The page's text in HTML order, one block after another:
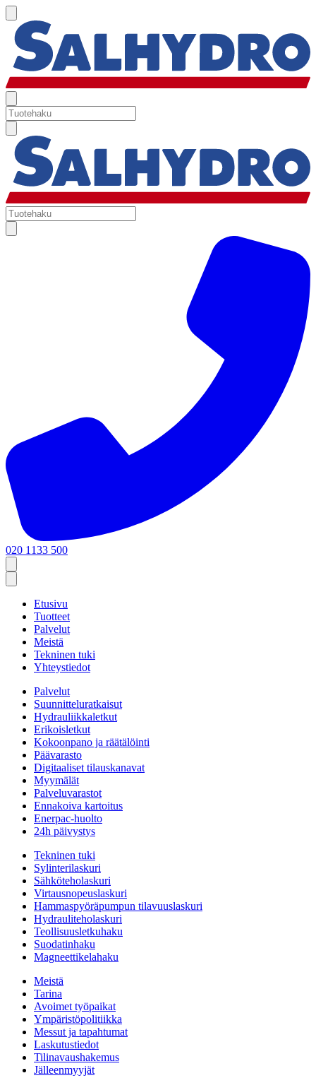
020 1133 500
Etusivu
Tuotteet
Palvelut
Meistä
Tekninen tuki
Yhteystiedot
Palvelut
Suunnitteluratkaisut
Hydrauliikkaletkut
Erikoisletkut
Kokoonpano ja räätälöinti
Päävarasto
Digitaaliset tilauskanavat
Myymälät
Palveluvarastot
Ennakoiva kartoitus
Enerpac-huolto
24h päivystys
Tekninen tuki
Sylinterilaskuri
Sähköteholaskuri
Virtausnopeuslaskuri
Hammaspyöräpumpun tilavuuslaskuri
Hydrauliteholaskuri
Teollisuusletkuhaku
Suodatinhaku
Magneettikelahaku
Meistä
Tarina
Avoimet työpaikat
Ympäristöpolitiikka
Messut ja tapahtumat
Laskutustiedot
Tilinavaushakemus
Jälleenmyyjät